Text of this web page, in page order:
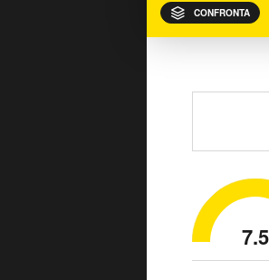
CONFRONTA
7.5